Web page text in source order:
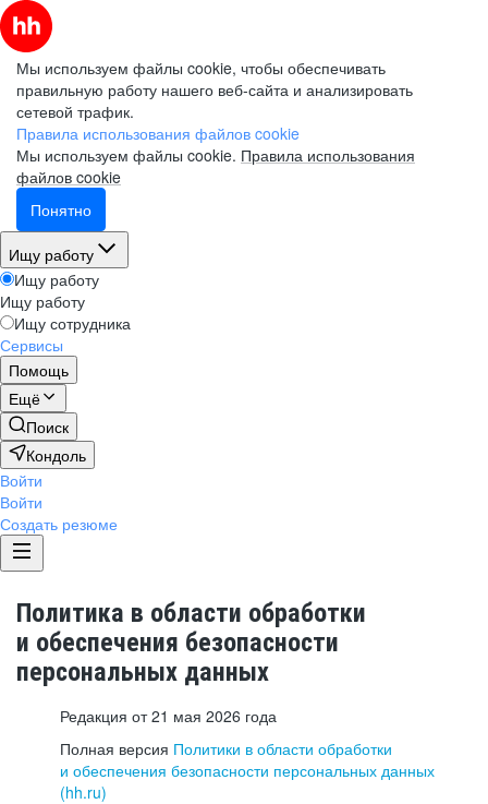
Мы используем файлы cookie, чтобы обеспечивать
правильную работу нашего веб-сайта и анализировать
сетевой трафик.
Правила использования файлов cookie
Мы используем файлы cookie. Правила использования
файлов cookie
Понятно
Ищу работу
Ищу работу
Ищу работу
Ищу сотрудника
Сервисы
Помощь
Ещё
Поиск
Кондоль
Войти
Войти
Создать резюме
Политика в области обработки
и обеспечения безопасности
персональных данных
Редакция от 21 мая 2026 года
Полная версия Политики в области обработки
и обеспечения безопасности персональных данных
(hh.ru)